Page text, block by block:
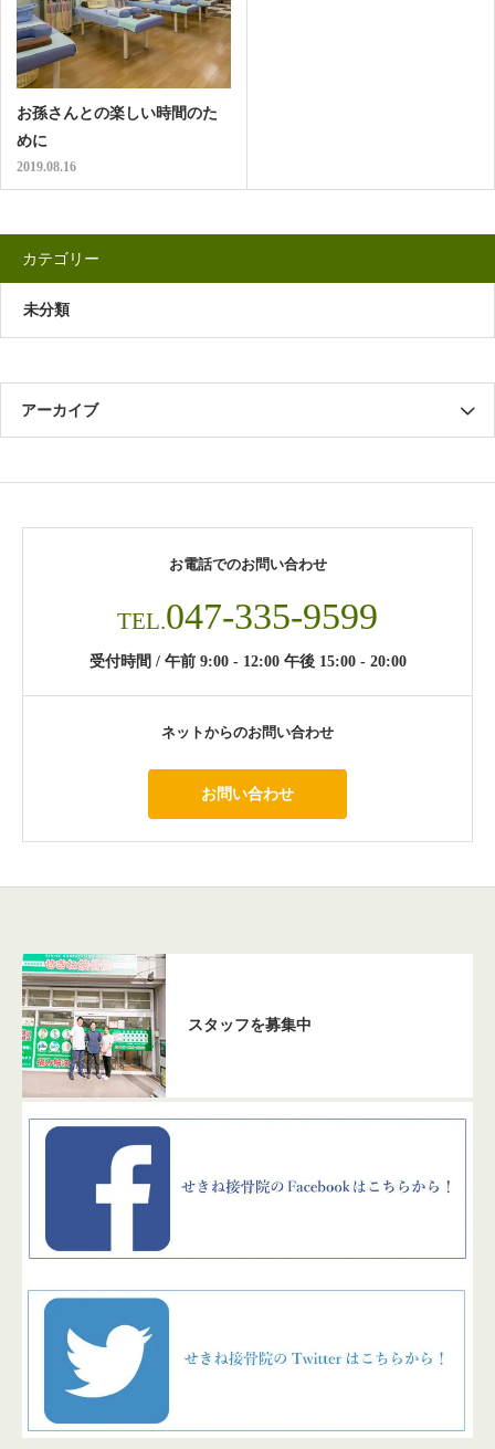
お孫さんとの楽しい時間のた
めに
2019.08.16
カテゴリー
未分類
アーカイブ
お電話でのお問い合わせ
TEL.047-335-9599
受付時間 / 午前 9:00 - 12:00 午後 15:00 - 20:00
ネットからのお問い合わせ
お問い合わせ
スタッフを募集中